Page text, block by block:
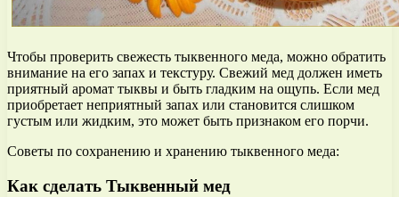
Чтобы проверить свежесть тыквенного меда, можно обратить
внимание на его запах и текстуру. Свежий мед должен иметь
приятный аромат тыквы и быть гладким на ощупь. Если мед
приобретает неприятный запах или становится слишком
густым или жидким, это может быть признаком его порчи.
Советы по сохранению и хранению тыквенного меда:
Как сделать Тыквенный мед